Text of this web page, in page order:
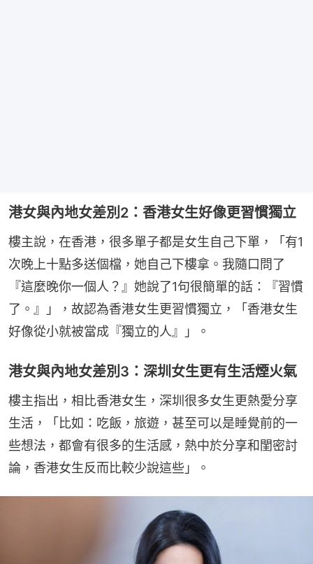
港女與內地女差別2：香港女生好像更習慣獨立
樓主說，在香港，很多單子都是女生自己下單，「有1
次晚上十點多送個檔，她自己下樓拿。我隨口問了
『這麼晚你一個人？』她說了1句很簡單的話：『習慣
了。』」，故認為香港女生更習慣獨立，「香港女生
好像從小就被當成『獨立的人』」。
港女與內地女差別3：深圳女生更有生活煙火氣
樓主指出，相比香港女生，深圳很多女生更熱愛分享
生活，「比如：吃飯，旅遊，甚至可以是睡覺前的一
些想法，都會有很多的生活感，熱中於分享和閨密討
論，香港女生反而比較少說這些」。